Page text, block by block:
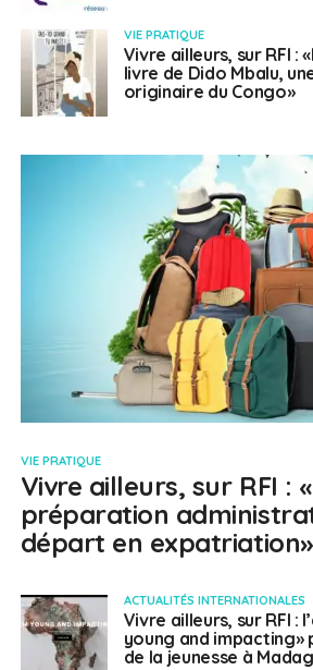
VIE PRATIQUE
Vivre ailleurs, sur RFI :
livre de Dido Mbalu,
originaire du Congo»
VIE PRATIQUE
Vivre ailleurs, sur RFI :
préparation
départ en expatriation»
ACTUALITÉS INTERNATIONALES
Vivre ailleurs, sur RFI :
young and
de la jeunesse à